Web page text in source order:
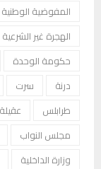
المفوضية الوطنية
الهجرة غير الشرعية
حكومة الوحدة
درنة
سرت
طرابلس
مجلس النواب
وزارة الداخلية